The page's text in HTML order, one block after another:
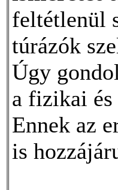
feltétlenül
túrázók
Úgy
a fizikai és
Ennek az
is